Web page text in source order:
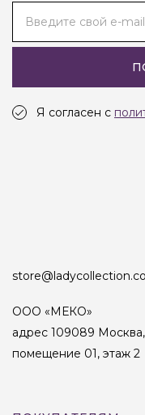
Введите свой e-mail
Я согласен с
ООО «МЕКО»
адрес 109089 Москва,
помещение 01, этаж 2